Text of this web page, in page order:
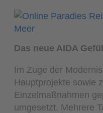
Das neue AIDA
Im Zuge der
Hauptprojekte sowie
Einzelmaßnahmen
umgesetzt. Mehrere